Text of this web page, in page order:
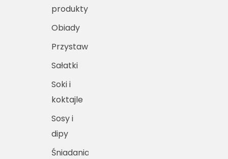
produkty
Obiady
Przystawki
Sałatki
Soki i
koktajle
Sosy i
dipy
Śniadania